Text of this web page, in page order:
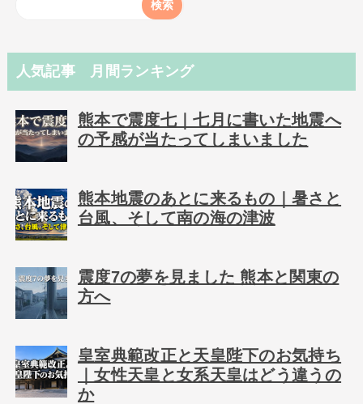
人気記事 月間ランキング
熊本で震度七｜七月に書いた地震へ
の予感が当たってしまいました
熊本地震のあとに来るもの｜暑さと
台風、そして南の海の津波
震度7の夢を見ました 熊本と関東の
方へ
皇室典範改正と天皇陛下のお気持ち
｜女性天皇と女系天皇はどう違うの
か